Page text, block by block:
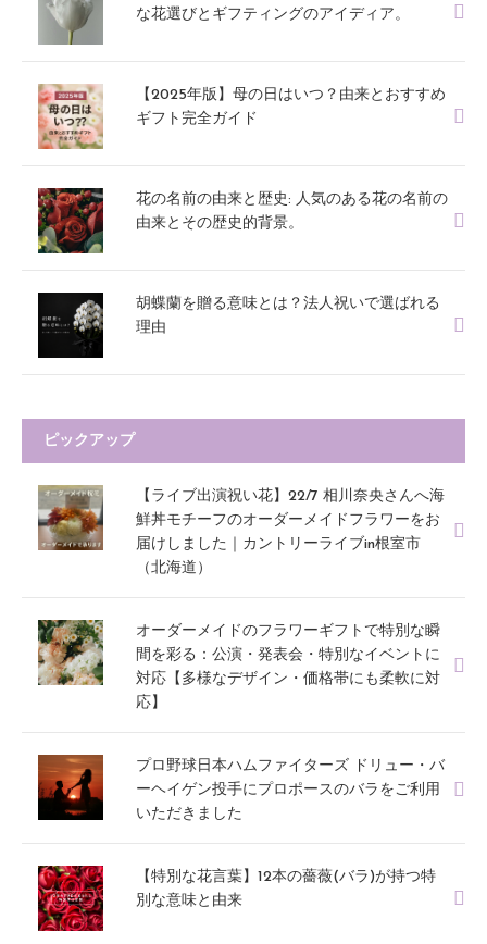
な花選びとギフティングのアイディア。
【2025年版】母の日はいつ？由来とおすすめ
ギフト完全ガイド
花の名前の由来と歴史: 人気のある花の名前の
由来とその歴史的背景。
胡蝶蘭を贈る意味とは？法人祝いで選ばれる
理由
ピックアップ
【ライブ出演祝い花】22/7 相川奈央さんへ海
鮮丼モチーフのオーダーメイドフラワーをお
届けしました｜カントリーライブin根室市
（北海道）
オーダーメイドのフラワーギフトで特別な瞬
間を彩る：公演・発表会・特別なイベントに
対応【多様なデザイン・価格帯にも柔軟に対
応】
プロ野球日本ハムファイターズ ドリュー・バ
ーヘイゲン投手にプロポースのバラをご利用
いただきました
【特別な花言葉】12本の薔薇(バラ)が持つ特
別な意味と由来